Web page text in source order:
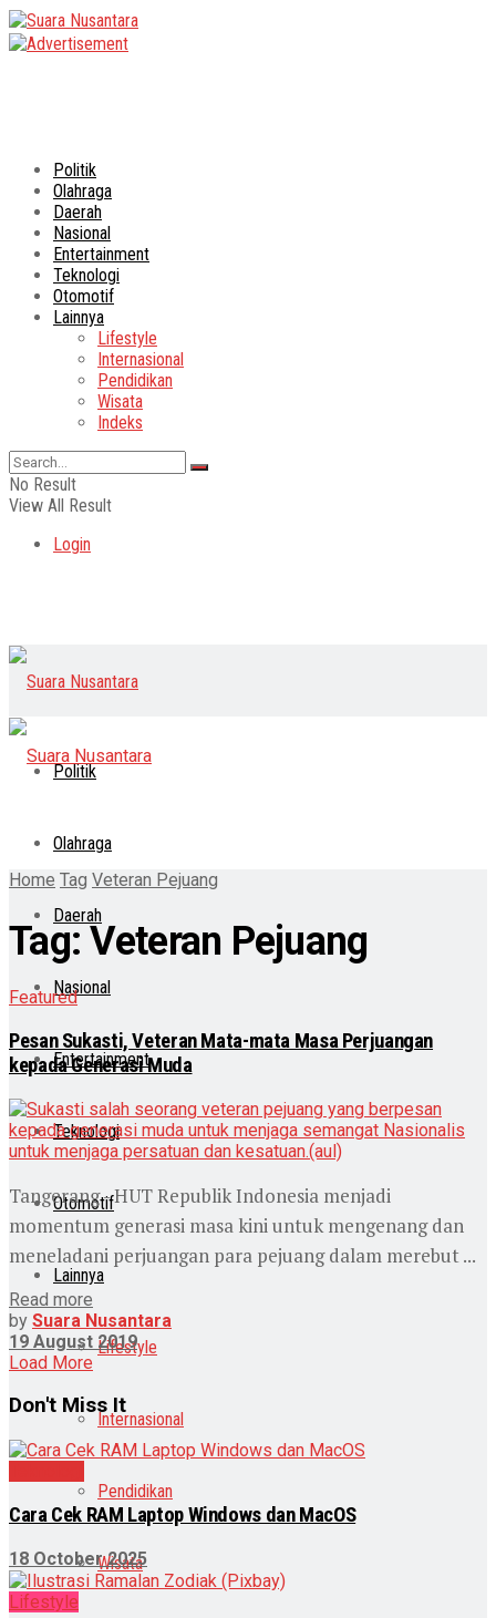
Politik
Olahraga
Daerah
Nasional
Entertainment
Teknologi
Otomotif
Lainnya
Lifestyle
Internasional
Pendidikan
Wisata
Indeks
No Result
View All Result
Login
Politik
Olahraga
Daerah
Nasional
Entertainment
Teknologi
Otomotif
Lainnya
Lifestyle
Internasional
Pendidikan
Wisata
Home Tag Veteran Pejuang
Tag:Veteran Pejuang
Featured
Pesan Sukasti, Veteran Mata-mata Masa Perjuangan
kepada Generasi Muda
Tangerang - HUT Republik Indonesia menjadi
momentum generasi masa kini untuk mengenang dan
meneladani perjuangan para pejuang dalam merebut ...
Read more
by Suara Nusantara
19 August 2019
Load More
Don't Miss It
Cara Cek RAM Laptop Windows dan MacOS
18 October 2025
Lifestyle